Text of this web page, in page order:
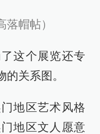
帽帖）
了这个展览还专
关系图。
地区艺术风格
地区文人愿意